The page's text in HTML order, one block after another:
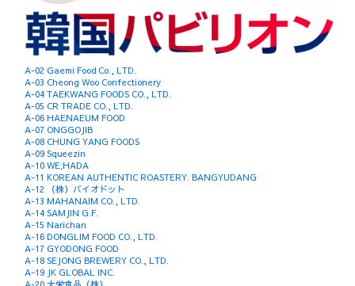
A-02 Gaemi Food Co., LTD.
A-03 Cheong Woo Confectionery
A-04 TAEKWANG FOODS CO., LTD.
A-05 CR TRADE CO., LTD.
A-06 HAENAEUM FOOD
A-07 ONGGOJIB
A-08 CHUNG YANG FOODS
A-09 Squeezin
A-10 WE;HADA
A-11 KOREAN AUTHENTIC ROASTERY. BANGYUDANG
A-12 （株）バイオドット
A-13 MAHANAIM CO., LTD.
A-14 SAMJIN G.F.
A-15 Narichan
A-16 DONGLIM FOOD CO., LTD.
A-17 GYODONG FOOD
A-18 SEJONG BREWERY CO., LTD.
A-19 JK GLOBAL INC.